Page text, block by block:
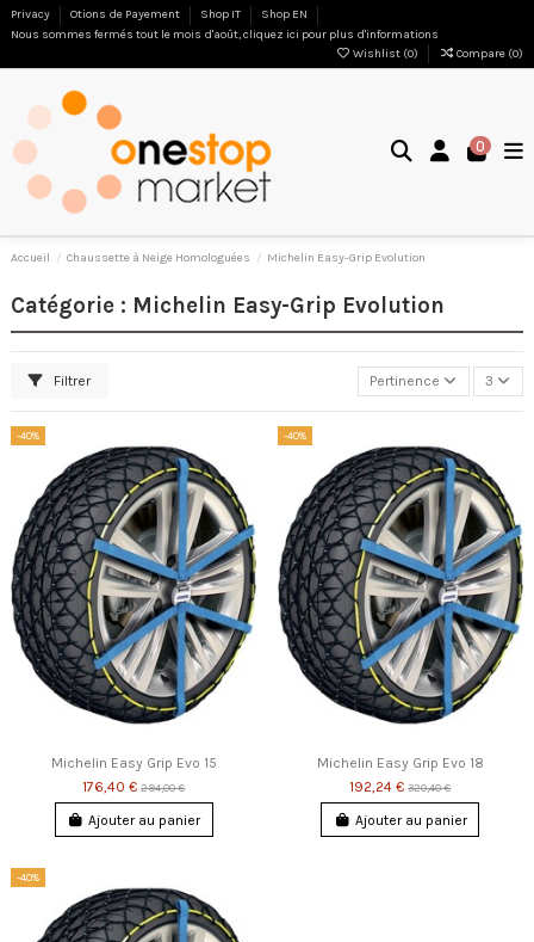
Privacy Otions de Payement Shop IT
Shop EN
Nous sommes fermés tout le mois d'août, cliquez ici pour plus d'informations
Wishlist (0) Compare (0)
0
Accueil Chaussette à Neige Homologuées Michelin Easy-Grip Evolution
Catégorie : Michelin Easy-Grip Evolution
Filtrer Pertinence 3
-40%
Michelin Easy Grip Evo 15
176,40 €294,00 €
Ajouter au panier
-40%
Michelin Easy Grip Evo 18
192,24 €320,40 €
Ajouter au panier
-40%